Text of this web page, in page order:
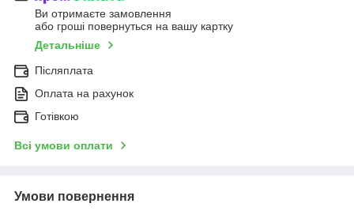
Ви отримаєте замовлення
або гроші повернуться на вашу картку
Детальніше
Післяплата
Оплата на рахунок
Готівкою
Всі умови оплати
Умови повернення